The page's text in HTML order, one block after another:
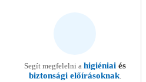
Segít megfelelni a higiéniaiés
biztonsági előírásoknak.